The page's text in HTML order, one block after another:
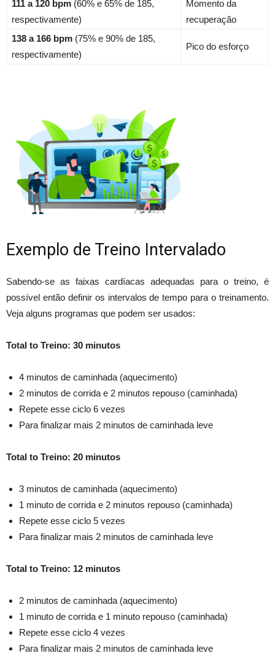
111 a 120 bpm (60% e 65% de 185,
respectivamente)
Momento da
recuperação
138 a 166 bpm (75% e 90% de 185,
respectivamente)
Pico do esforço
Exemplo de Treino Intervalado
Sabendo-se as faixas cardíacas adequadas para o treino, é
possível então definir os intervalos de tempo para o treinamento.
Veja alguns programas que podem ser usados:
Total to Treino: 30 minutos
4 minutos de caminhada (aquecimento)
2 minutos de corrida e 2 minutos repouso (caminhada)
Repete esse ciclo 6 vezes
Para finalizar mais 2 minutos de caminhada leve
Total to Treino: 20 minutos
3 minutos de caminhada (aquecimento)
1 minuto de corrida e 2 minutos repouso (caminhada)
Repete esse ciclo 5 vezes
Para finalizar mais 2 minutos de caminhada leve
Total to Treino: 12 minutos
2 minutos de caminhada (aquecimento)
1 minuto de corrida e 1 minuto repouso (caminhada)
Repete esse ciclo 4 vezes
Para finalizar mais 2 minutos de caminhada leve